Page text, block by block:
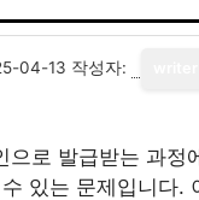
04-13 작성자:
으로 발급받는 과정
있는 문제입니다.